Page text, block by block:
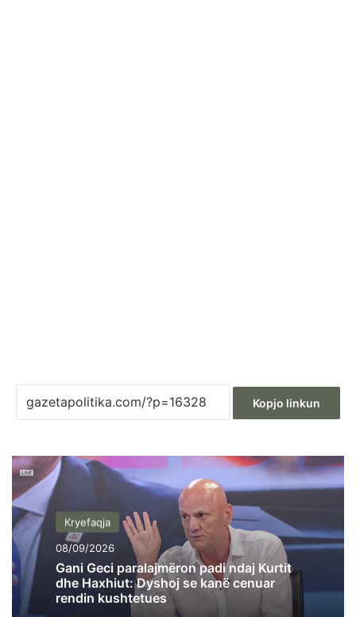
Kopjo linkun
Kryefaqja
08/09/2026
Gani Geci paralajmëron padi ndaj Kurtit
dhe Haxhiut: Dyshoj se kanë cenuar
rendin kushtetues